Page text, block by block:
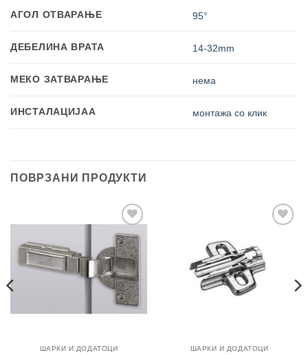
АГОЛ ОТВАРАЊЕ 95°
ДЕБЕЛИНА ВРАТА 14-32mm
МЕКО ЗАТВАРАЊЕ нема
ИНСТАЛАЦИЈАА монтажа со клик
ПОВРЗАНИ ПРОДУКТИ
Add to
wishlist
ШАРКИ И ДОДАТОЦИ ШАРКИ И ДОДАТОЦИ